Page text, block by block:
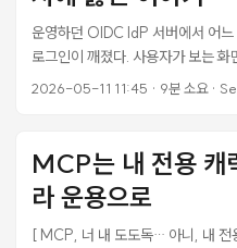
하고 판단하는 행위 쪽일 텐데. 글
그게 더 명확하다. AI가 짠 코드인
다는 시간보다, AI한테 한 번 더 리
이 훨씬 author 행위에 가깝다. ...
운영하던 OIDC IdP 서버에서 어
로그인이 깨졌다. 사용자가 보는
이언트 로그를 봐도 그냥 RP Rails
으로 깔려있어야 할 안전망이 단
SQL 한 줄의 컬럼명 오타가 며칠을
었다. 사고 자체보다 왜 이게 prod
다. ...
2026-05-11 11:45 · 9분 소요·
MCP는 내 전용
라 운용으로
[ MCP, 너 내 도도독… 아니, 내